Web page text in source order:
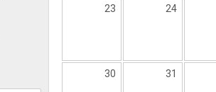
23 24
30 31